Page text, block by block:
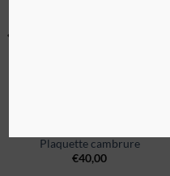
Plaquette cambrure
€40,00